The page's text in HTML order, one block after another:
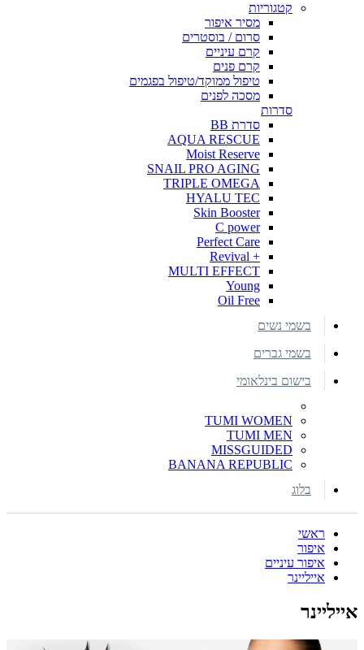
קטגוריות
מסיר איפור
סרום / בוסטרים
קרם עיניים
קרם פנים
טיפול ממוקד/טיפול בפגמים
מסכה לפנים
סדרות
סדרת BB
AQUA RESCUE
Moist Reserve
SNAIL PRO AGING
TRIPLE OMEGA
HYALU TEC
Skin Booster
C power
Perfect Care
+ Revival
MULTI EFFECT
Young
Oil Free
בשמי נשים
בשמי גברים
בישום בינלאומי
TUMI WOMEN
TUMI MEN
MISSGUIDED
BANANA REPUBLIC
בלוג
ראשי
איפור
איפור עיניים
אייליינר
אייליינר